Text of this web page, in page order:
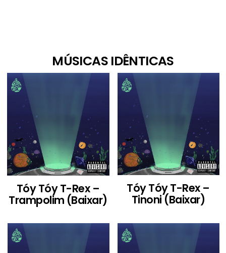
MÚSICAS IDÊNTICAS
Tóy Tóy T-Rex –
Trampolim (Baixar)
Tóy Tóy T-Rex –
Tinoni (Baixar)